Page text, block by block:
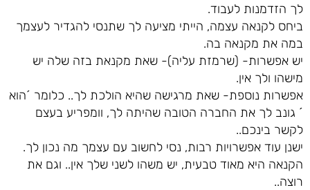
לך הזדמנות לעבוד.
ביחס לקנאה עצמה, הייתי מציעה לך שתנסי להגדיר לעצמך
במה את מקנאה בה.
יש אפשרות- (שרמזת עליה)- שאת מקנאת בזה שלה יש
מישהו ולך אין.
אפשרות נוספת- שאת מרגישה שהיא הולכת לך.. כלומר ´הוא
´ גונב לך את החברה הטובה שהיתה לך, וומפריע בעצם
לקשר בינכם..
ישנן עוד אפשרויות רבות, נסי לחשוב עם עצמך מה נכון לך.
הקנאה היא מאוד טבעית, יש משהו לשני שלך אין.. וגם את
רוצה..